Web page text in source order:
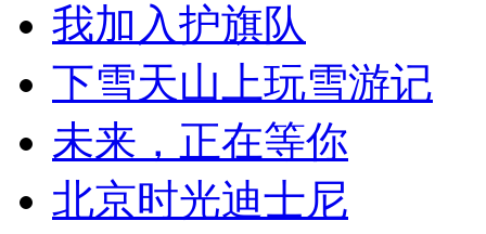
我加入护旗队
下雪天山上玩雪游记
未来，正在等你
北京时光迪士尼